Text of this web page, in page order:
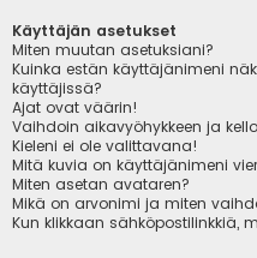
Käyttäjän asetukset
Miten muutan asetuksiani?
Kuinka estän käyttäjänimeni
käyttäjissä?
Ajat ovat väärin!
Vaihdoin aikavyöhykkeen ja
Kieleni ei ole valittavana!
Mitä kuvia on käyttäjänimeni
Miten asetan avataren?
Mikä on arvonimi ja miten
Kun klikkaan sähköpostilinkkiä,